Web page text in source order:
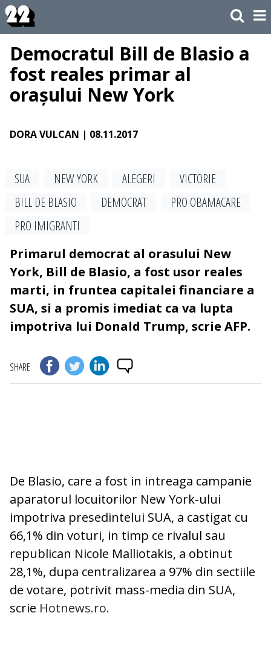
Democratul Bill de Blasio a
fost reales primar al
orașului New York
DORA VULCAN | 08.11.2017
SUA NEW YORK ALEGERI
VICTORIE
BILL DE BLASIO
DEMOCRAT
PRO OBAMACARE
PRO IMIGRANTI
Primarul democrat al orasului New
York, Bill de Blasio, a fost usor reales
marti, in fruntea capitalei financiare a
SUA, si a promis imediat ca va lupta
impotriva lui Donald Trump, scrie AFP.
SHARE
De Blasio, care a fost in intreaga campanie
aparatorul locuitorilor New York-ului
impotriva presedintelui SUA, a castigat cu
66,1% din voturi, in timp ce rivalul sau
republican Nicole Malliotakis, a obtinut
28,1%, dupa centralizarea a 97% din sectiile
de votare, potrivit mass-media din SUA,
scrie Hotnews.ro.